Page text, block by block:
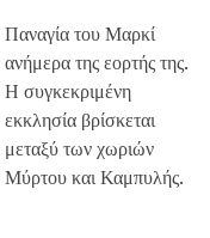
Παναγία του Μαρκί
ανήμερα της εορτής της.
Η συγκεκριμένη
εκκλησία βρίσκεται
μεταξύ των χωριών
Μύρτου και Καμπυλής.